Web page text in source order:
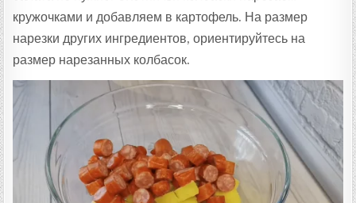
кружочками и добавляем в картофель. На размер
нарезки других ингредиентов, ориентируйтесь на
размер нарезанных колбасок.